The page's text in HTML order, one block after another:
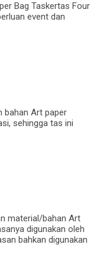
Bag Taskertas Four
event dan
bahan Art paper
sehingga tas ini
material/bahan Art
digunakan oleh
bahkan digunakan